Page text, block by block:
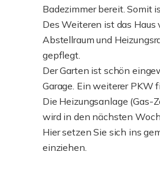
Badezimmer bereit. Somit
Des Weiteren ist das
Abstellraum und
gepflegt.
Der Garten ist schön
Garage. Ein weiterer PKW
Die Heizungsanlage (Gas-
wird in den nächsten
Hier setzen Sie sich ins
einziehen.